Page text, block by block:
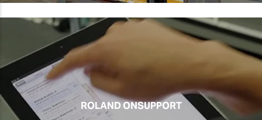
ROLAND ONSUPPORT